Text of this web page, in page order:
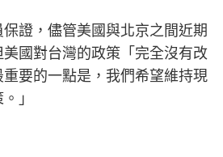
證，儘管美國與北京之間近期
國對台灣的政策「完全沒有改
要的一點是，我們希望維持現
」